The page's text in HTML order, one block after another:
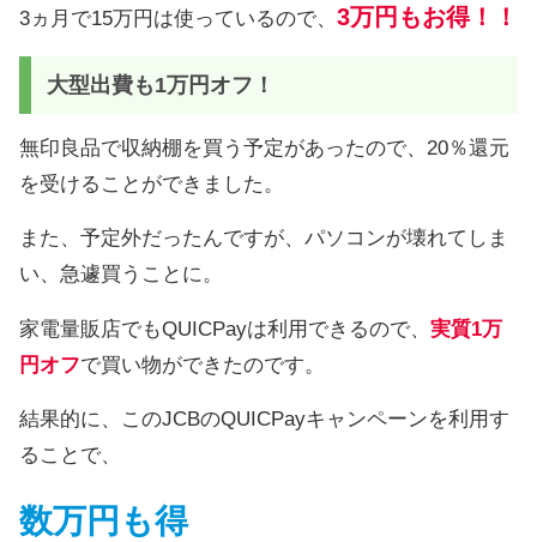
3ヵ月で15万円は使っているので、 3万円もお得！！
大型出費も1万円オフ！
無印良品で収納棚を買う予定があったので、20％還元
を受けることができました。
また、予定外だったんですが、パソコンが壊れてしま
い、急遽買うことに。
家電量販店でもQUICPayは利用できるので、 実質1万
円オフで買い物ができたのです。
結果的に、このJCBのQUICPayキャンペーンを利用す
ることで、
数万円も得